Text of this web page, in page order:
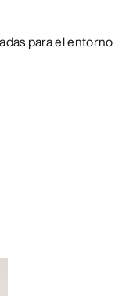
para el entorno